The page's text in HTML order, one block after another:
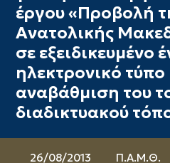
έργου «Προβολή
Ανατολικής
σε εξειδικευμένο
ηλεκτρονικό τύπο
αναβάθμιση του
διαδικτυακού
26/08/2013 Π.Α.Μ.Θ.